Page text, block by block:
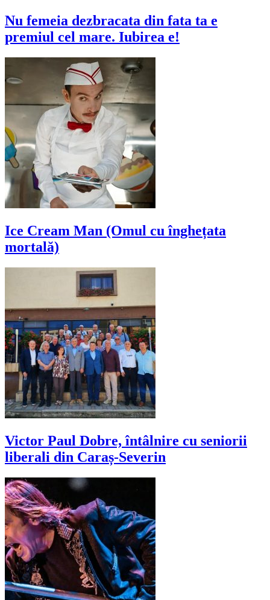
Nu femeia dezbracata din fata ta e
premiul cel mare. Iubirea e!
Ice Cream Man (Omul cu înghețata
mortală)
Victor Paul Dobre, întâlnire cu seniorii
liberali din Caraș-Severin